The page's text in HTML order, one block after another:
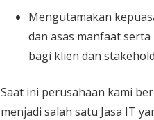
Mengutamakan
dan asas manfaat
bagi klien dan
Saat ini perusahaan kami
menjadi salah satu Jasa IT